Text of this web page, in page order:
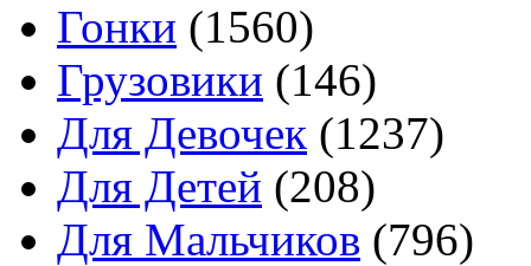
Гонки (1560)
Грузовики (146)
Для Девочек (1237)
Для Детей (208)
Для Мальчиков (796)